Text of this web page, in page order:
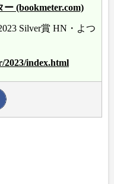
(bookmeter.com)
Silver賞 HN・よつ
2023/index.html